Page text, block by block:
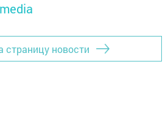
страницу новости